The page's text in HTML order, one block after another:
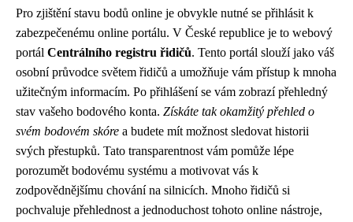
Pro zjištění stavu bodů online je obvykle nutné se přihlásit k
zabezpečenému online portálu. V České republice je to webový
portál Centrálního registru řidičů. Tento portál slouží jako váš
osobní průvodce světem řidičů a umožňuje vám přístup k mnoha
užitečným informacím. Po přihlášení se vám zobrazí přehledný
stav vašeho bodového konta. Získáte tak okamžitý přehled o
svém bodovém skóre a budete mít možnost sledovat historii
svých přestupků. Tato transparentnost vám pomůže lépe
porozumět bodovému systému a motivovat vás k
zodpovědnějšímu chování na silnicích. Mnoho řidičů si
pochvaluje přehlednost a jednoduchost tohoto online nástroje,